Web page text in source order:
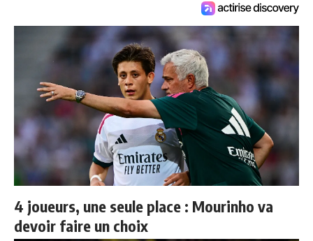
4 joueurs, une seule place : Mourinho va
devoir faire un choix